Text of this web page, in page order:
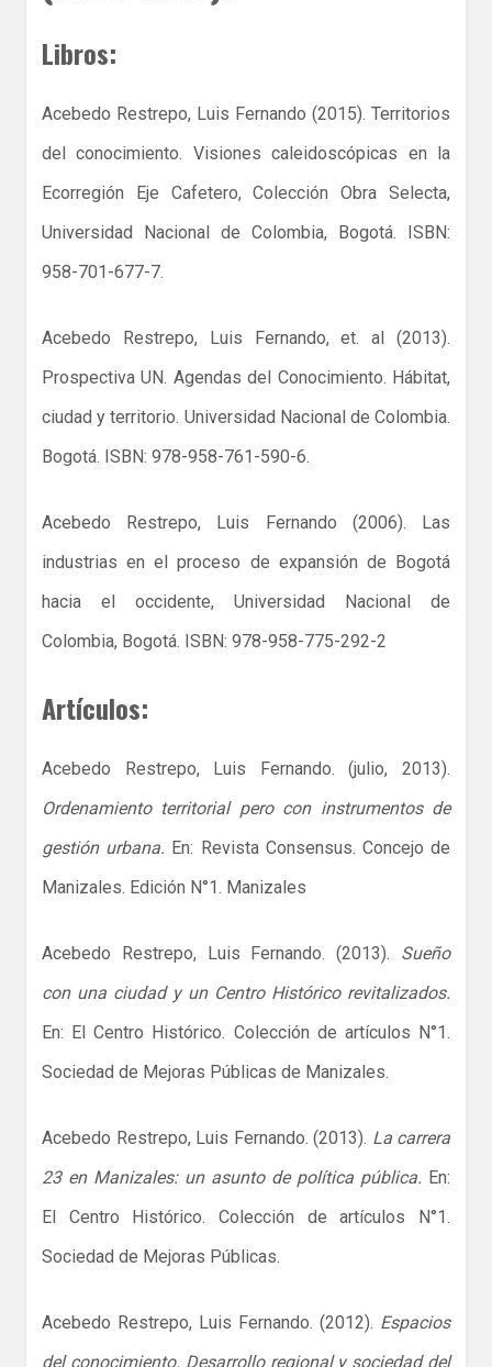
Libros:
Acebedo Restrepo, Luis Fernando (2015). Territorios
del conocimiento. Visiones caleidoscópicas en la
Ecorregión Eje Cafetero, Colección Obra Selecta,
Universidad Nacional de Colombia, Bogotá. ISBN:
958-701-677-7.
Acebedo Restrepo, Luis Fernando, et. al (2013).
Prospectiva UN. Agendas del Conocimiento. Hábitat,
ciudad y territorio. Universidad Nacional de Colombia.
Bogotá. ISBN: 978-958-761-590-6.
Acebedo Restrepo, Luis Fernando (2006). Las
industrias en el proceso de expansión de Bogotá
hacia el occidente, Universidad Nacional de
Colombia, Bogotá. ISBN: 978-958-775-292-2
Artículos:
Acebedo Restrepo, Luis Fernando. (julio, 2013).
Ordenamiento territorial pero con instrumentos de
gestión urbana. En: Revista Consensus. Concejo de
Manizales. Edición N°1. Manizales
Acebedo Restrepo, Luis Fernando. (2013). Sueño
con una ciudad y un Centro Histórico revitalizados.
En: El Centro Histórico. Colección de artículos N°1.
Sociedad de Mejoras Públicas de Manizales.
Acebedo Restrepo, Luis Fernando. (2013). La carrera
23 en Manizales: un asunto de política pública. En:
El Centro Histórico. Colección de artículos N°1.
Sociedad de Mejoras Públicas.
Acebedo Restrepo, Luis Fernando. (2012). Espacios
del conocimiento. Desarrollo regional y sociedad del